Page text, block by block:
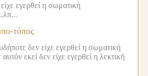
εγερθεί η σωματική
τόπος
δεν είχε εγερθεί η σωματική
εκεί δεν είχε εγερθεί η λεκτική